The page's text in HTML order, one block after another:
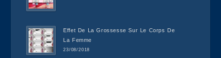
Effet De La Grossesse Sur Le Corps De
La Femme
23/08/2018